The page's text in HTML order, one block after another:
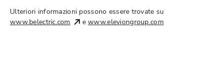
Ulteriori informazioni possono essere trovate su
www.belectric.com
ewww.eleviongroup.com